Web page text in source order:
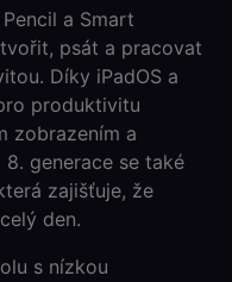
a Smart
psát a pracovat
Díky iPadOS a
produktivitu
zobrazením a
generace se také
zajišťuje, že
den.
s nízkou